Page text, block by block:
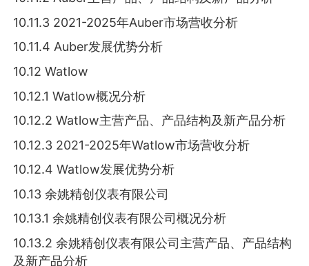
10.11.3 2021-2025年Auber市场营收分析
10.11.4 Auber发展优势分析
10.12 Watlow
10.12.1 Watlow概况分析
10.12.2 Watlow主营产品、产品结构及新产品分析
10.12.3 2021-2025年Watlow市场营收分析
10.12.4 Watlow发展优势分析
10.13 余姚精创仪表有限公司
10.13.1 余姚精创仪表有限公司概况分析
10.13.2 余姚精创仪表有限公司主营产品、产品结构
及新产品分析